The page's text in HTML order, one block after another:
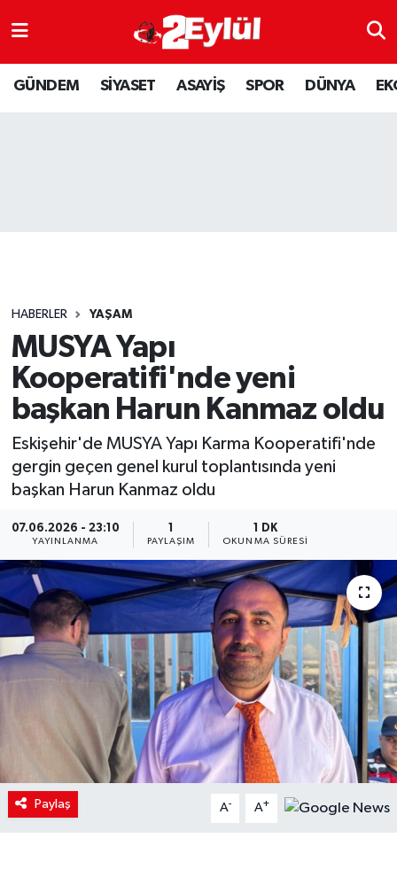
GÜNDEM SİYASET ASAYİŞ SPOR DÜNYA
HABERLER YAŞAM
MUSYA Yapı
Kooperatifi'nde yeni
başkan Harun Kanmaz oldu
Eskişehir'de MUSYA Yapı Karma Kooperatifi'nde
gergin geçen genel kurul toplantısında yeni
başkan Harun Kanmaz oldu
07.06.2026 - 23:10
YAYINLANMA PAYLAŞIM
1 DK
OKUNMA SÜRESI
Paylaş A- A+
ASAYİŞ
DÜNYA
SPOR
YAŞAM
Nöbetçi Eczaneler
Hava Durumu
Son Dakika Haberleri
Haber Arşivi